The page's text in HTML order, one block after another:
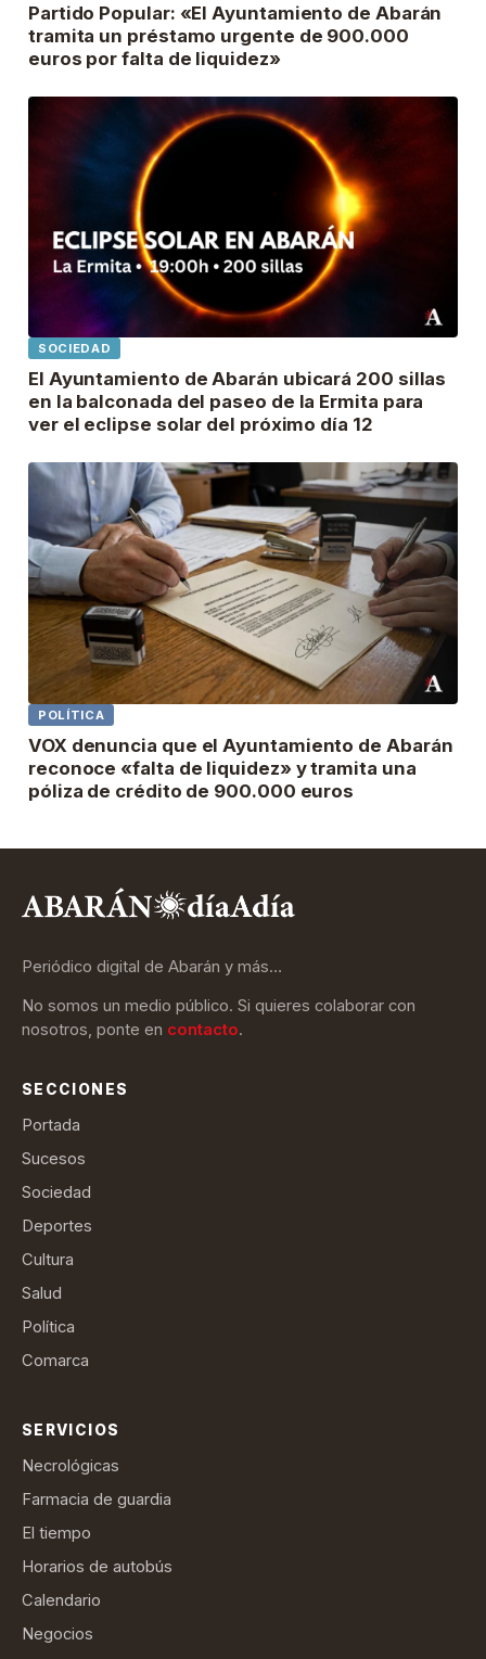
Partido Popular: «El Ayuntamiento de Abarán
tramita un préstamo urgente de 900.000
euros por falta de liquidez»
SOCIEDAD
El Ayuntamiento de Abarán ubicará 200 sillas
en la balconada del paseo de la Ermita para
ver el eclipse solar del próximo día 12
POLÍTICA
VOX denuncia que el Ayuntamiento de Abarán
reconoce «falta de liquidez» y tramita una
póliza de crédito de 900.000 euros
Periódico digital de Abarán y más…
No somos un medio público. Si quieres colaborar con
nosotros, ponte en contacto.
SECCIONES
Portada
Sucesos
Sociedad
Deportes
Cultura
Salud
Política
Comarca
SERVICIOS
Necrológicas
Farmacia de guardia
El tiempo
Horarios de autobús
Calendario
Negocios